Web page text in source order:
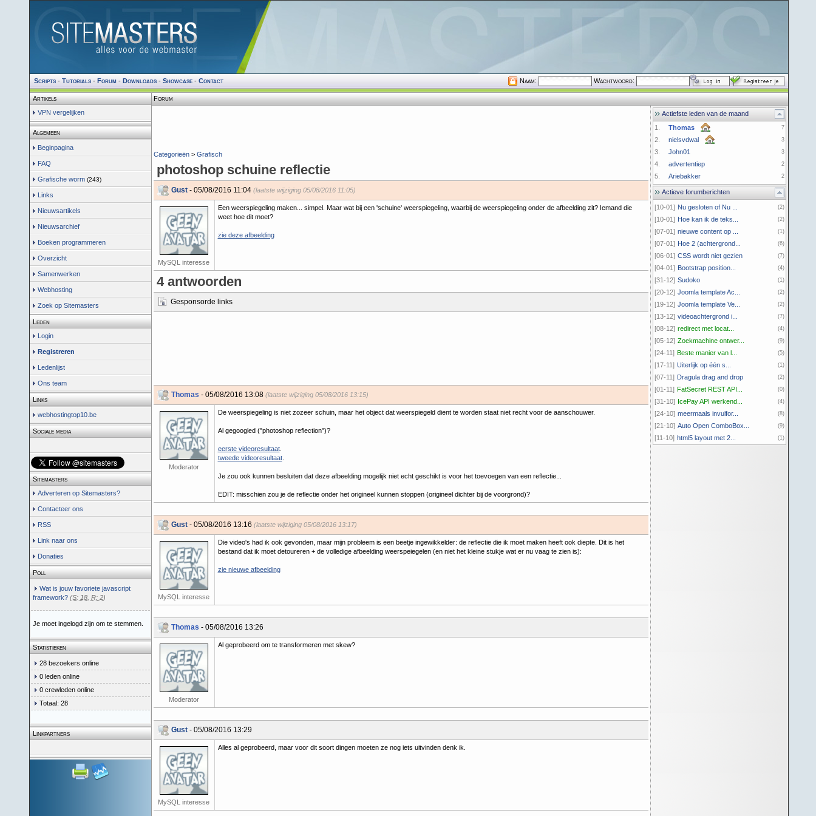
Scripts- Tutorials- Forum- Downloads- Showcase- Contact Naam: Wachtwoord:
Artikels
VPN vergelijken
Algemeen
Beginpagina
FAQ
Grafische worm (243)
Links
Nieuwsartikels
Nieuwsarchief
Boeken programmeren
Overzicht
Samenwerken
Webhosting
Zoek op Sitemasters
Leden
Login
Registreren
Ledenlijst
Ons team
Links
webhostingtop10.be
Sociale media
Sitemasters
Adverteren op Sitemasters?
Contacteer ons
RSS
Link naar ons
Donaties
Poll
Wat is jouw favoriete javascript
framework? (S: 18, R: 2)
Je moet ingelogd zijn om te stemmen.
Statistieken
28 bezoekers online
0 leden online
0 crewleden online
Totaal: 28
Linkpartners
Forum
Categorieën> Grafisch
photoshop schuine reflectie
Gust- 05/08/2016 11:04 (laatste wijziging 05/08/2016 11:05)
MySQL interesse
Een weerspiegeling maken... simpel. Maar wat bij een 'schuine' weerspiegeling, waarbij de weerspiegeling onder de afbeelding zit? Iemand die
weet hoe dit moet?
zie deze afbeelding
4 antwoorden
Gesponsorde links
Thomas - 05/08/2016 13:08 (laatste wijziging 05/08/2016 13:15)
Moderator
De weerspiegeling is niet zozeer schuin, maar het object dat weerspiegeld dient te worden staat niet recht voor de aanschouwer.
Al gegoogled ("photoshop reflection")?
eerste videoresultaat.
tweede videoresultaat.
Je zou ook kunnen besluiten dat deze afbeelding mogelijk niet echt geschikt is voor het toevoegen van een reflectie...
EDIT: misschien zou je de reflectie onder het origineel kunnen stoppen (origineel dichter bij de voorgrond)?
Gust- 05/08/2016 13:16 (laatste wijziging 05/08/2016 13:17)
MySQL interesse
Die video's had ik ook gevonden, maar mijn probleem is een beetje ingewikkelder: de reflectie die ik moet maken heeft ook diepte. Dit is het
bestand dat ik moet detoureren + de volledige afbeelding weerspeiegelen (en niet het kleine stukje wat er nu vaag te zien is):
zie nieuwe afbeelding
Thomas - 05/08/2016 13:26
Moderator
Al geprobeerd om te transformeren met skew?
Gust- 05/08/2016 13:29
MySQL interesse
Alles al geprobeerd, maar voor dit soort dingen moeten ze nog iets uitvinden denk ik.
Actiefste leden van de maand
1.
Thomas 7
2. nielsvdwal 3
3. John01 3
4. advertentiep 2
5. Ariebakker 2
Actieve forumberichten
[10-01] Nu gesloten of Nu ... (2)
[10-01] Hoe kan ik de teks... (2)
[07-01] nieuwe content op ... (1)
[07-01] Hoe 2 (achtergrond... (6)
[06-01] CSS wordt niet gezien (7)
[04-01] Bootstrap position... (4)
[31-12] Sudoko (1)
[20-12] Joomla template Ac... (2)
[19-12] Joomla template Ve... (2)
[13-12] videoachtergrond i... (7)
[08-12] redirect met locat... (4)
[05-12] Zoekmachine ontwer... (9)
[24-11] Beste manier van l... (5)
[17-11] Uiterlijk op één s... (1)
[07-11] Dragula drag and drop (2)
[01-11] FatSecret REST API... (0)
[31-10] IcePay API werkend... (4)
[24-10] meermaals invulfor... (8)
[21-10] Auto Open ComboBox... (9)
[11-10] html5 layout met 2... (1)